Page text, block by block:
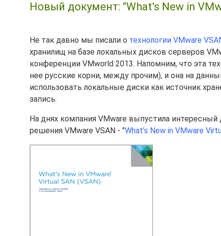
Новый документ: "What’s New in
Не так давно мы писали о технологии VMware
хранилищ на базе локальных дисков серверов
конференции VMworld 2013. Напомним, что эта
нее русские корни, между прочим), и она на
использовать локальные диски как источник
запись.
На днях компания VMware выпустила интересный
решения VMware VSAN - "What’s New in VMware